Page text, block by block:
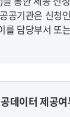
공기관은 신청
를 담당부서 또
데이터 제공여